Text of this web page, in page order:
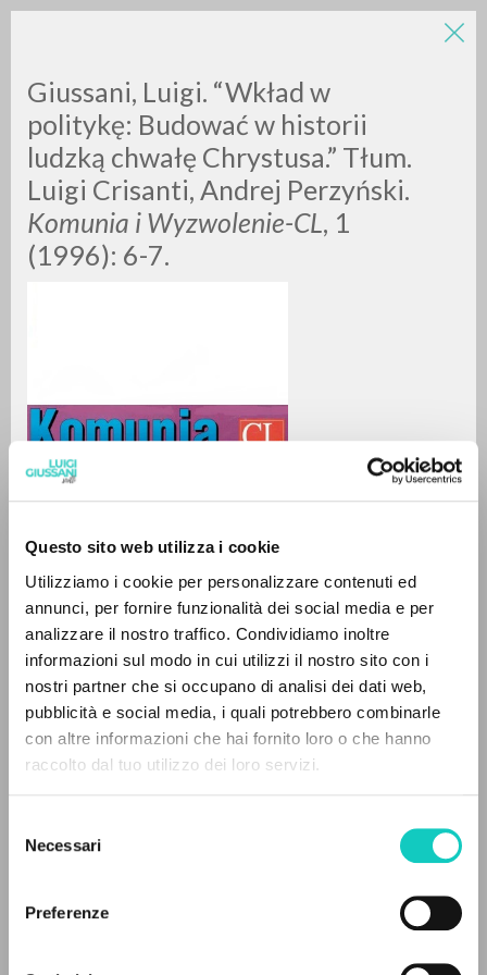
Questo sito web utilizza i cookie
Utilizziamo i cookie per personalizzare contenuti ed
annunci, per fornire funzionalità dei social media e per
analizzare il nostro traffico. Condividiamo inoltre
informazioni sul modo in cui utilizzi il nostro sito con i
nostri partner che si occupano di analisi dei dati web,
pubblicità e social media, i quali potrebbero combinarle
con altre informazioni che hai fornito loro o che hanno
raccolto dal tuo utilizzo dei loro servizi.
delNecessari
Preferenze
Giussani, Luigi. “Wkład w
politykę: Budować w historii
ludzką chwałę Chrystusa.” Tłum.
Luigi Crisanti, Andrej Perzyński.
Komunia i Wyzwolenie-CL, 1
(1996): 6-7.
Crisanti LuigiTranslator
Giussani LuigiAuthor
Perzyński Andrzej Translator
Komunia i Wyzwolenie-CL
1996
LUIGI
GIUSSANI
scritti
0RESULTS FOUND
MORE RESULTS